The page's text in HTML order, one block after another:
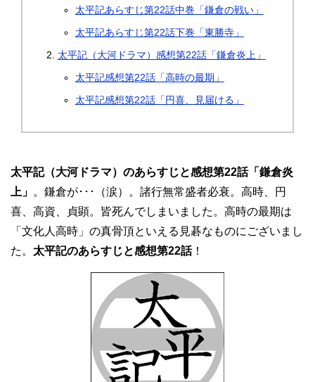
太平記あらすじ第22話中巻「鎌倉の戦い」
太平記あらすじ第22話下巻「東勝寺」
太平記（大河ドラマ）感想第22話「鎌倉炎上」
太平記感想第22話「高時の最期」
太平記感想第22話「円喜、見届ける」
太平記（大河ドラマ）のあらすじと感想第22話「鎌倉炎
上」 。鎌倉が･･･（涙）。諸行無常盛者必衰。高時、円
喜、高資、貞顕。皆死んでしまいました。高時の最期は
「文化人高時」の真骨頂といえる見碁なものにございまし
た。 太平記のあらすじと感想第22話！